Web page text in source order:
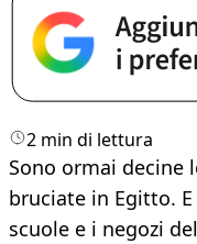
2 min di lettura
Sono ormai decine
bruciate in Egitto.
scuole e i negozi